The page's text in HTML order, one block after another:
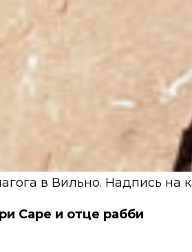
в Вильно. Надпись
Саре и отце рабби